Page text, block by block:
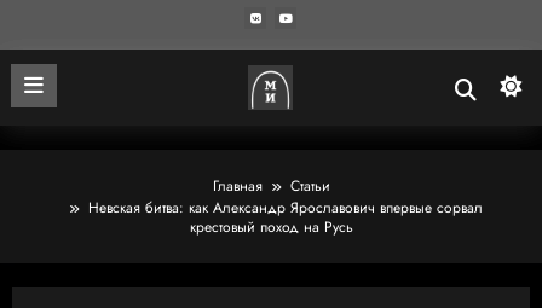
Главная
Статьи
Невская битва: как Александр Ярославович впервые сорвал
крестовый поход на Русь